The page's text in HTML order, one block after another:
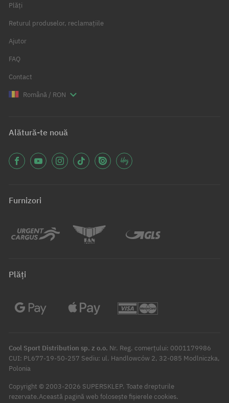
Plăți
Returul produselor, reclamațiile
Ajutor
FAQ
Contact
Română / RON
Alătură-te nouă
Furnizori
Plăți
Cool Sport Distribution sp. z o.o. Nr. Reg. comerțului: 0001179986
CUI: PL677-19-50-257 Sediu: ul. Handlowców 2, 32-085 Modlniczka,
Polonia
Copyright © 2003-2026 SUPERSKLEP. Toate drepturile
rezervate.Această pagină web folosește fișierele cookies.